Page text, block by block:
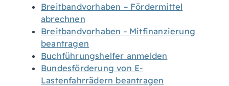
Breitbandvorhaben – Fördermittel
abrechnen
Breitbandvorhaben - Mitfinanzierung
beantragen
Buchführungshelfer anmelden
Bundesförderung von E-
Lastenfahrrädern beantragen